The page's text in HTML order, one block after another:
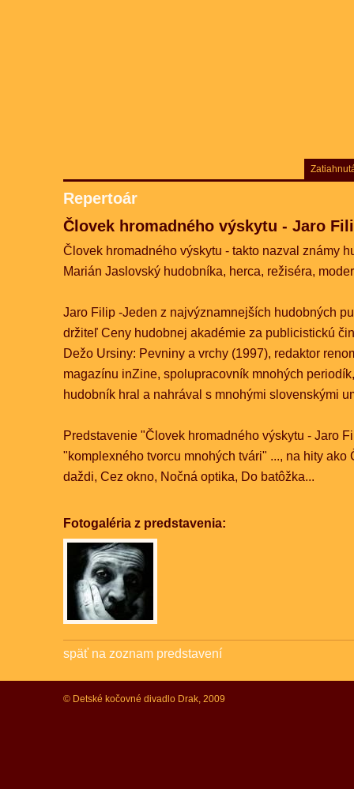
Repertoár
Človek hromadného výskytu - Jaro
Človek hromadného výskytu - takto nazval známy
Marián Jaslovský hudobníka, herca, režiséra,
Jaro Filip -Jeden z najvýznamnejších hudobných
držiteľ Ceny hudobnej akadémie za publicistickú
Dežo Ursiny: Pevniny a vrchy (1997), redaktor
magazínu inZine, spolupracovník mnohých
hudobník hral a nahrával s mnohými slovenskými
Predstavenie "Človek hromadného výskytu - Jaro
"komplexného tvorcu mnohých tvári" ..., na hity ako
daždi, Cez okno, Nočná optika, Do batôžka...
Fotogaléria z predstavenia:
späť na zoznam predstavení
© Detské kočovné divadlo Drak, 2009